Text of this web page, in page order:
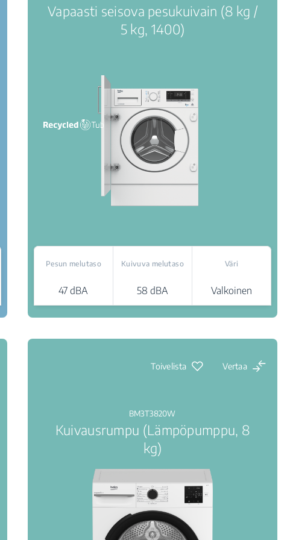
Vapaasti seisova pesukuivain (8 kg /
5 kg, 1400)
Pesun melutaso
47 dBA
Kuivuva melutaso
58 dBA
Väri
Valkoinen
Toivelista Vertaa
BM3T3820W
Kuivausrumpu (Lämpöpumppu, 8
kg)